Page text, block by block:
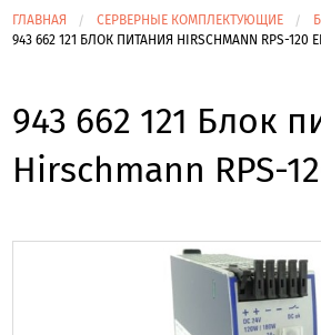
ГЛАВНАЯ СЕРВЕРНЫЕ КОМПЛЕКТУЮЩИЕ
943 662 121 БЛОК ПИТАНИЯ HIRSCHMANN RPS-120
943 662 121 Блок
Hirschmann RPS-